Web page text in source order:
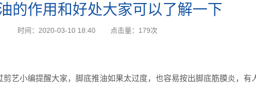
的作用和好处大家可以了解一下
时间：2020-03-10 18:40 点击量： 179次
小编提醒大家，脚底推油如果太过度，也容易按出脚底筋膜炎，有